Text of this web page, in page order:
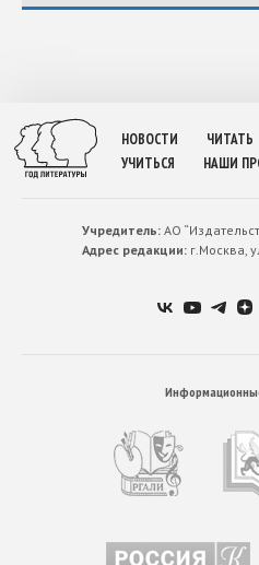
НОВОСТИ ЧИТАТЬ
УЧИТЬСЯ
НАШИ
Учредитель:АО
Адрес редакции:г.Москва,